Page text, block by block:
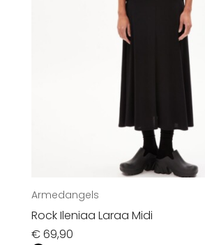
Armedangels
Rock Ileniaa Laraa Midi
€69,90